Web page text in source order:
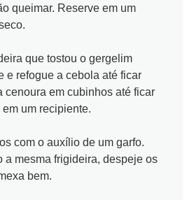
queimar. Reserve em um
que tostou o gergelim
e refogue a cebola até ficar
cenoura em cubinhos até ficar
um recipiente.
com o auxílio de um garfo.
a mesma frigideira, despeje os
bem.